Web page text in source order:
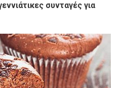
συνταγές για